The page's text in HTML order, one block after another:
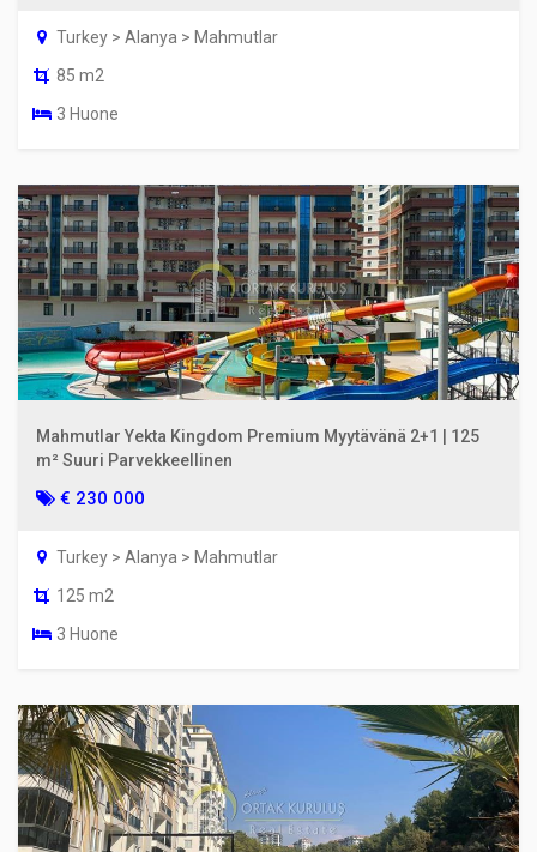
Turkey > Alanya > Mahmutlar
85 m2
3 Huone
Mahmutlar Yekta Kingdom Premium Myytävänä 2+1 | 125
m² Suuri Parvekkeellinen
€ 230 000
Turkey > Alanya > Mahmutlar
125 m2
3 Huone